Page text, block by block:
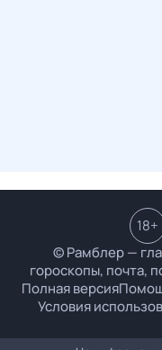
© Рамблер —
гороскопы, почта,
Полная версия
Условия
18+